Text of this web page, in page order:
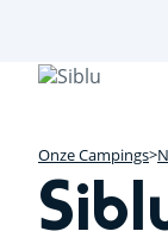
naar
Onze Campings